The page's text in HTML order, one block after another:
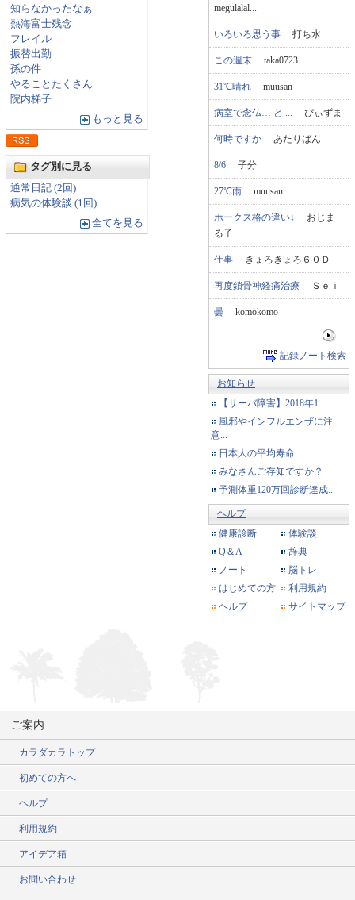
知らなかったなぁ
熱海富士残念
フレイル
振替出勤
孫の件
やることたくさん
院内梯子
もっと見る
タグ別に見る
通常日記 (2回)
病気の体験談 (1回)
全てを見る
megulalal...
いろいろ思う事 打ち水
この週末 taka0723
31℃晴れ muusan
病室で念仏… と ... ぴぃずま
何時ですか あたりばん
8/6 子分
27℃雨 muusan
ホークス格の違い↓ おじま
る子
仕事 きょろきょろ６０Ｄ
再度鎖骨神経痛治療 Ｓｅｉ
曇 komokomo
記録ノート検索
お知らせ
【サーバ障害】2018年1...
風邪やインフルエンザに注
意...
日本人の平均寿命
みなさんご存知ですか？
予測体重120万回診断達成...
ヘルプ
健康診断
体験談
Q＆A
辞典
ノート
脳トレ
はじめての方
利用規約
ヘルプ
サイトマップ
ご案内
カラダカラトップ
初めての方へ
ヘルプ
利用規約
アイデア箱
お問い合わせ